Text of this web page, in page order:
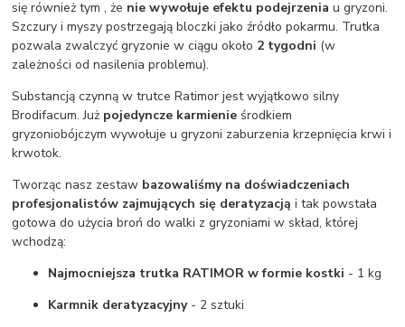
się również tym , że nie wywołuje efektu podejrzeniau gryzoni.
Szczury i myszy postrzegają bloczki jako źródło pokarmu. Trutka
pozwala zwalczyć gryzonie w ciągu około 2 tygodni (w
zależności od nasilenia problemu).
Substancją czynną w trutce Ratimor jest wyjątkowo silny
Brodifacum. Już pojedyncze karmienie środkiem
gryzoniobójczym wywołuje u gryzoni zaburzenia krzepnięcia krwi i
krwotok.
Tworząc nasz zestaw bazowaliśmy na doświadczeniach
profesjonalistów zajmujących się deratyzacją i tak powstała
gotowa do użycia broń do walki z gryzoniami w skład, której
wchodzą:
Najmocniejsza trutka RATIMOR w formie kostki - 1 kg
Karmnik deratyzacyjny - 2 sztuki